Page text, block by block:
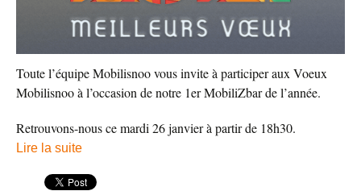
Toute l’équipe Mobilisnoo vous invite à participer aux Voeux
Mobilisnoo à l’occasion de notre 1er MobiliZbar de l’année.
Retrouvons-nous ce mardi 26 janvier à partir de 18h30.
Lire la suite